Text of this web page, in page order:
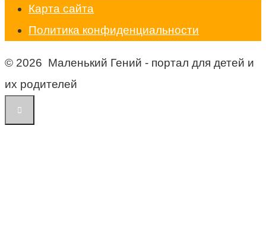
Карта сайта
Политика конфиденциальности
© 2026 Маленький Гений - портал для детей и
их родителей